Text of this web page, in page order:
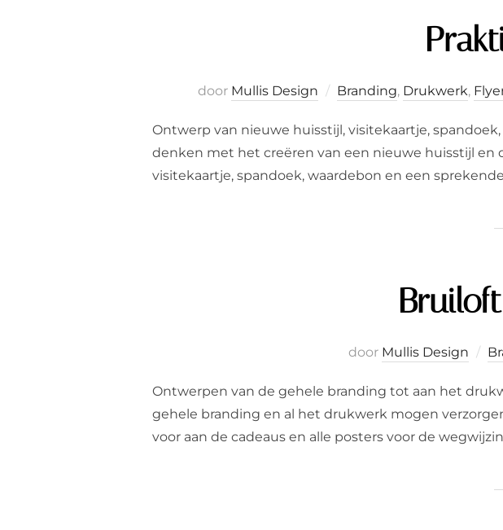
door Mullis Design Branding, Drukwerk,
Ontwerp van nieuwe huisstijl, visitekaartje,
denken met het creëren van een nieuwe huisstijl
visitekaartje, spandoek, waardebon en een
door Mullis Design
Ontwerpen van de gehele branding tot aan het
gehele branding en al het drukwerk mogen
voor aan de cadeaus en alle posters voor de